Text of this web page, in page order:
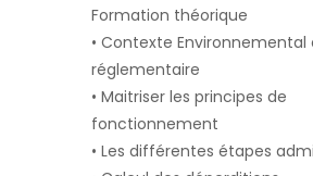
Formation théorique
• Contexte Environnemental
réglementaire
• Maitriser les principes de
fonctionnement
• Les différentes étapes